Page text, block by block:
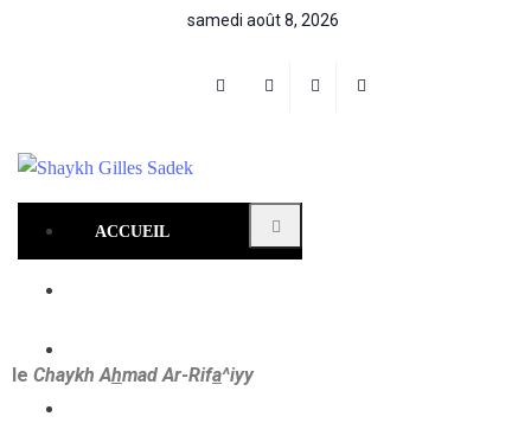
samedi août 8, 2026
ACCUEIL
le Chaykh Ahmad Ar-Rifa^iyy